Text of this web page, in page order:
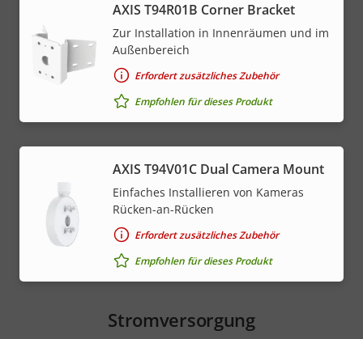
AXIS T94R01B Corner Bracket
Zur Installation in Innenräumen und im
Außenbereich
Erfordert zusätzliches Zubehör
Empfohlen für dieses Produkt
AXIS T94V01C Dual Camera Mount
Einfaches Installieren von Kameras
Rücken-an-Rücken
Erfordert zusätzliches Zubehör
Empfohlen für dieses Produkt
Stromversorgung